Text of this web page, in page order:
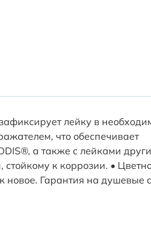
лейку в
что обеспечивает
а также с лейками
к коррозии. •
новое. Гарантия на душевые